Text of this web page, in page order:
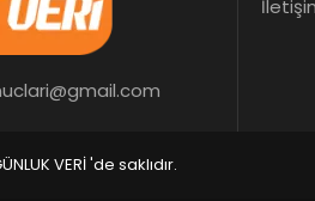
VERİ 'de saklıdır.